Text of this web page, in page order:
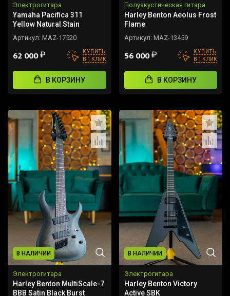
Электрогитара
Yamaha Pacifica 311
Yellow Natural Stain
Артикул: MAZ-17520
62 000₽
КУПИТЬ
В 1 КЛИК
В КОРЗИНУ
Полуакустическая гитара
Harley Benton Aeolus Frost
Flame
Артикул: MAZ-13459
56 000₽
КУПИТЬ
В 1 КЛИК
В КОРЗИНУ
В НАЛИЧИИ
Электрогитара
Harley Benton MultiScale-7
BBB Satin Black Burst
В НАЛИЧИИ
Электрогитара
Harley Benton Victory
Active SBK